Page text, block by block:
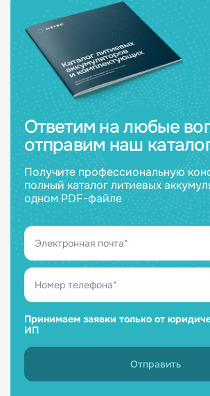
Ответим на любые
отправим наш
Получите профессиональную
полный каталог литиевых
одном PDF-файле
Принимаем заявки только от
ИП